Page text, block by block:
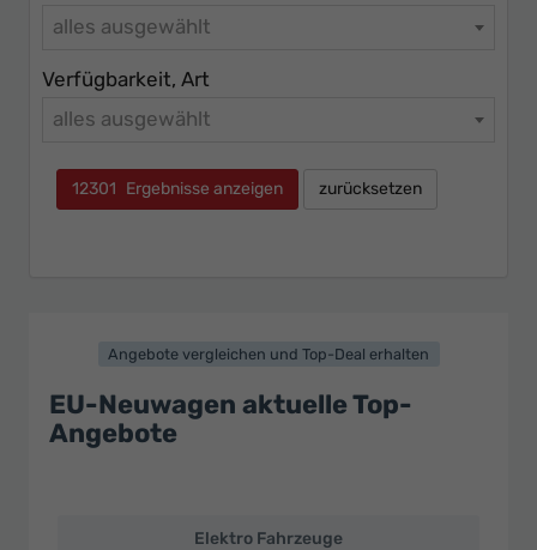
alles ausgewählt
Verfügbarkeit, Art
alles ausgewählt
12301 Ergebnisse anzeigen zurücksetzen
Angebote vergleichen und Top-Deal erhalten
EU-Neuwagen aktuelle Top-
Angebote
Elektro Fahrzeuge